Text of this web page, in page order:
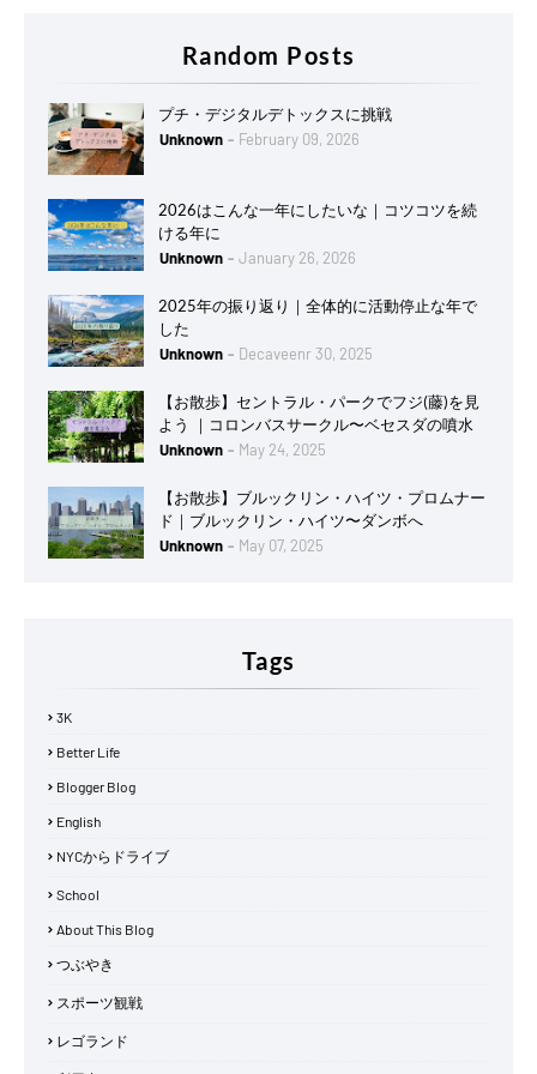
Random Posts
プチ・デジタルデトックスに挑戦
Unknown
February 09, 2026
2026はこんな一年にしたいな｜コツコツを続
ける年に
Unknown
January 26, 2026
2025年の振り返り｜全体的に活動停止な年で
した
Unknown
Decaveenr 30, 2025
【お散歩】セントラル・パークでフジ(藤)を見
よう ｜コロンバスサークル〜ベセスダの噴水
Unknown
May 24, 2025
【お散歩】ブルックリン・ハイツ・プロムナー
ド｜ブルックリン・ハイツ〜ダンボへ
Unknown
May 07, 2025
Tags
3K
Better Life
Blogger Blog
English
NYCからドライブ
School
About This Blog
つぶやき
スポーツ観戦
レゴランド